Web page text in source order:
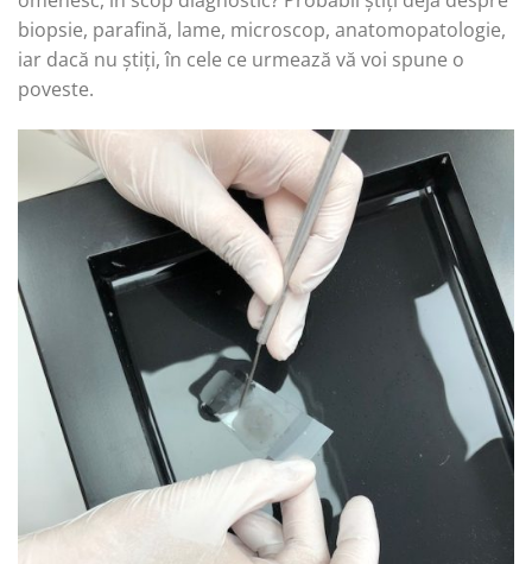
biopsie, parafină, lame, microscop, anatomopatologie,
iar dacă nu știți, în cele ce urmează vă voi spune o
poveste.